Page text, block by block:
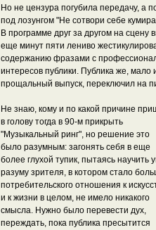
Но не цензура погубила передачу, а
под лозунгом "Не сотвори себе
В программе друг за другом на
еще минут пяти лениво
содержанию фразами с
интересов публики. Публика же,
прощальный выпуск, переключил на
Не знаю, кому и по какой причине
в голову тогда в 90-м прикрыть
"Музыкальный ринг", но решение это
было разумным: загонять себя в еще
более глухой тупик, пытаясь научить
разуму зрителя, в котором стало
потребительского отношения к
и к жизни в целом, не имело никакого
смысла. Нужно было перевести дух,
переждать, пока публика пресытится